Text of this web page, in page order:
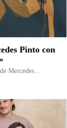
Pinto con
Mercedes...